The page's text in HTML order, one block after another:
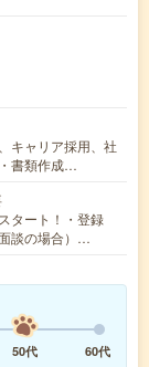
キャリア採用、社
書類作成…
タート！・登録
談の場合）…
50代
60代